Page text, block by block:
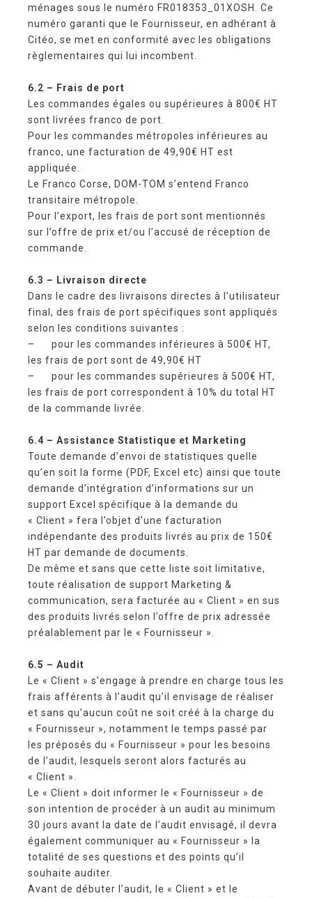
ménages sous le numéro FR018353_01XOSH. Ce
numéro garanti que le Fournisseur, en adhérant à
Citéo, se met en conformité avec les obligations
règlementaires qui lui incombent.
6.2 – Frais de port
Les commandes égales ou supérieures à 800€ HT
sont livrées franco de port.
Pour les commandes métropoles inférieures au
franco, une facturation de 49,90€ HT est
appliquée.
Le Franco Corse, DOM-TOM s’entend Franco
transitaire métropole.
Pour l’export, les frais de port sont mentionnés
sur l’offre de prix et/ou l’accusé de réception de
commande.
6.3 – Livraison directe
Dans le cadre des livraisons directes à l’utilisateur
final, des frais de port spécifiques sont appliqués
selon les conditions suivantes :
– pour les commandes inférieures à 500€ HT,
les frais de port sont de 49,90€ HT
– pour les commandes supérieures à 500€ HT,
les frais de port correspondent à 10% du total HT
de la commande livrée.
6.4 – Assistance Statistique et Marketing
Toute demande d’envoi de statistiques quelle
qu’en soit la forme (PDF, Excel etc) ainsi que toute
demande d’intégration d’informations sur un
support Excel spécifique à la demande du
« Client » fera l’objet d’une facturation
indépendante des produits livrés au prix de 150€
HT par demande de documents.
De même et sans que cette liste soit limitative,
toute réalisation de support Marketing &
communication, sera facturée au « Client » en sus
des produits livrés selon l’offre de prix adressée
préalablement par le « Fournisseur ».
6.5 – Audit
Le « Client » s’engage à prendre en charge tous les
frais afférents à l’audit qu’il envisage de réaliser
et sans qu’aucun coût ne soit créé à la charge du
« Fournisseur », notamment le temps passé par
les préposés du « Fournisseur » pour les besoins
de l’audit, lesquels seront alors facturés au
« Client ».
Le « Client » doit informer le « Fournisseur » de
son intention de procéder à un audit au minimum
30 jours avant la date de l’audit envisagé, il devra
également communiquer au « Fournisseur » la
totalité de ses questions et des points qu’il
souhaite auditer.
Avant de débuter l’audit, le « Client » et le